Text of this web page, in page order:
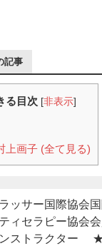
記事
る目次 [非表示]
上画子 (全て見る)
ッサー国際協会
ィセラピー協
ストラクター